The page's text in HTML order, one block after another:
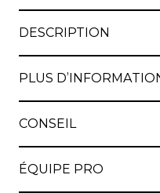
DESCRIPTION
PLUS
CONSEIL
ÉQUIPE PRO